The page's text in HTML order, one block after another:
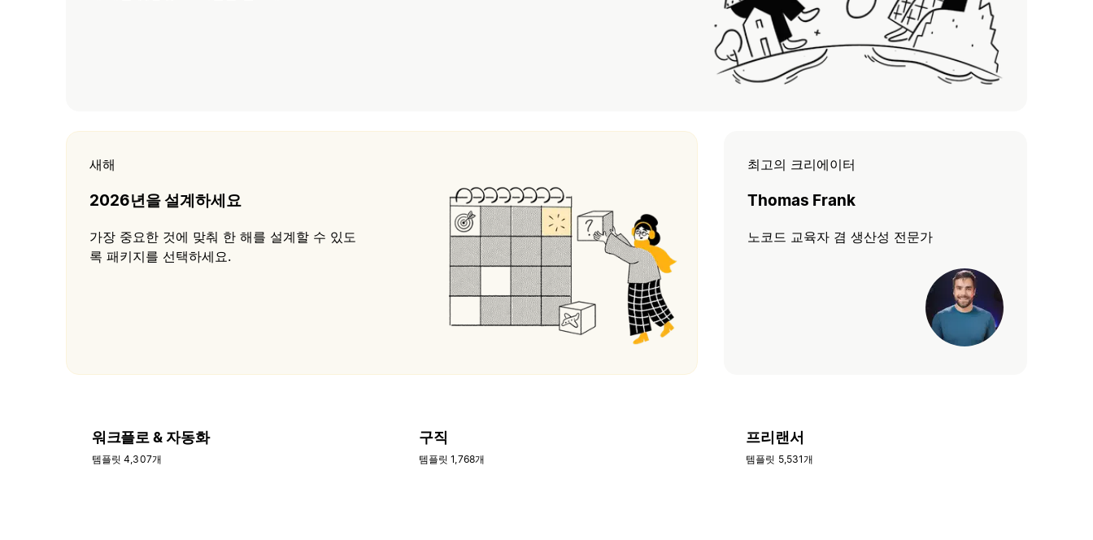
새해
2026년을 설계하세요
가장 중요한 것에 맞춰 한 해를 설계할 수 있도
록 패키지를 선택하세요.
최고의 크리에이터
Thomas Frank
노코드 교육자 겸 생산성 전문가
워크플로 & 자동화
템플릿 4,307개
구직
템플릿 1,768개
프리랜서
템플릿 5,531개